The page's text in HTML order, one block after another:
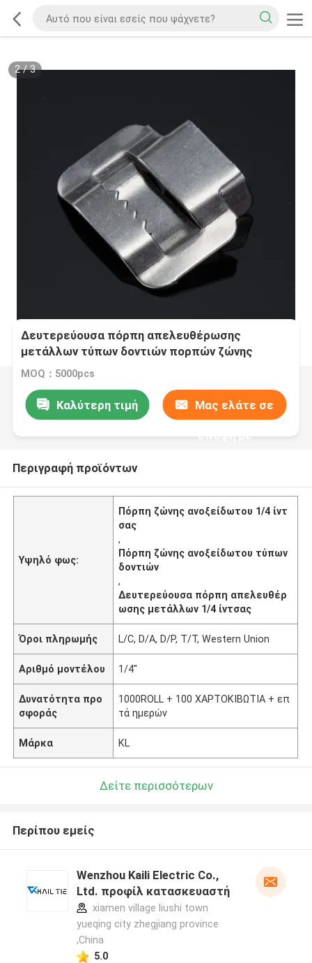
2/3
Δευτερεύουσα πόρπη απελευθέρωσης
μετάλλων τύπων δοντιών πορπών ζώνης
ανοξείδωτου 1/4 ίντσας
MOQ：5000pcs
Καλύτερη τιμή Μας ελάτε σε
επαφή με
Περιγραφή προϊόντων
Υψηλό φως:
Πόρπη ζώνης ανοξείδωτου 1/4 ίντ
σας
,
Πόρπη ζώνης ανοξείδωτου τύπων
δοντιών
,
Δευτερεύουσα πόρπη απελευθέρ
ωσης μετάλλων 1/4 ίντσας
Όροι πληρωμής L/C, D/A, D/P, T/T, Western Union
Αριθμό μοντέλου 1/4"
Δυνατότητα προ
σφοράς
1000ROLL + 100 ΧΑΡΤΟΚΙΒΩΤΙΑ + επ
τά ημερών
Μάρκα KL
Δείτε περισσότερων
Περίπου εμείς
Wenzhou Kaili Electric Co.,
Ltd. προφίλ κατασκευαστή
xiamen village liushi town
yueqing city zhegjiang province
,China
5.0